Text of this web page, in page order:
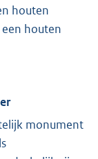
houten
houten
monument